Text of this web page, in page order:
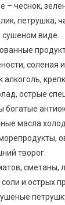
чеснок,
петрушка,
сушеном виде.
соленая
алкоголь,
острые
богатые
масла
творог.
сметаны,
и острых